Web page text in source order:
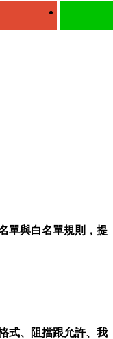
單與白名單規則，提
式、阻擋跟允許、我